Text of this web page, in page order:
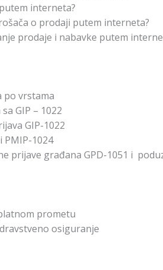
interneta?
o prodaji putem interneta?
prodaje i nabavke putem
po vrstama
GIP – 1022
GIP-1022
PMIP-1024
prijave građana GPD-1051 i
prometu
osiguranje